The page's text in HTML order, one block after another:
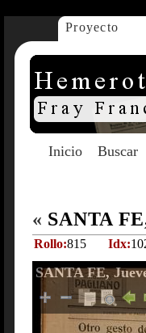
Proyecto
Inicio Buscar
« SANTA
Rollo:815 Idx:
SANTA FE,